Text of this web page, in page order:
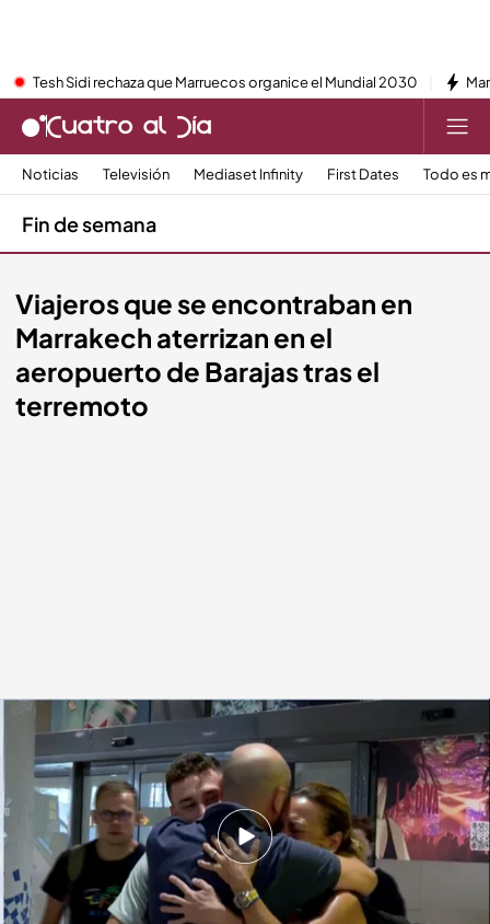
Tesh Sidi rechaza que Marruecos organice el Mundial 2030
Noticias Televisión Mediaset Infinity First Dates Todo es
Fin de semana
Viajeros que se encontraban en
Marrakech aterrizan en el
aeropuerto de Barajas tras el
terremoto
Viajeros que se encontraban en Marrakech aterrizan en Barajas
Cuatro Al Día
09 SEP 2023 - 20:56h.
Algunos viajeros que se encontraban en
Marruecos han aterrizado en el aeropuerto de
Barajas